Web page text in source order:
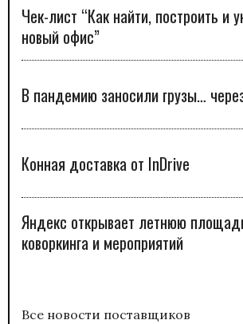
Чек-лист “Как найти, построить и
новый офис”
В пандемию заносили грузы…
Конная доставка от InDrive
Яндекс открывает летнюю
коворкинга и мероприятий
Все новости поставщиков